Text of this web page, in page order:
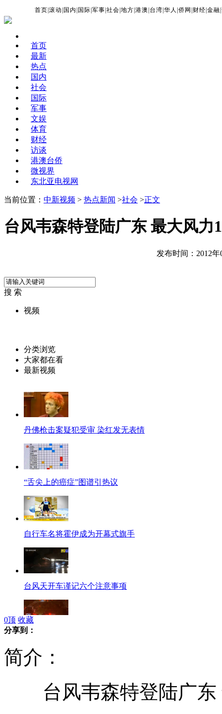
首页 |滚动 国内 国际 |军事 |社会 |地方 |港澳 台湾 |华人 |侨网 财经 |金融 |
首页
最新
热点
国内
社会
国际
军事
文娱
体育
财经
访谈
港澳台侨
微视界
东北亚电视网
当前位置： 中新视频 > 热点新闻 >社会 >正文
台风韦森特登陆广东 最大风力
发布时间：2012年
搜 索
视频
分类浏览
大家都在看
最新视频
丹佛枪击案疑犯受审 染红发无表情
“舌尖上的癌症”图谱引热议
自行车名将霍伊成为开幕式旗手
台风天开车谨记六个注意事项
无腿青年用双手登上非洲最高峰
0顶 收藏
分享到：
简介：
台风韦森特登陆广东